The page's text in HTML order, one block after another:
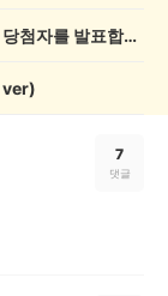
💰[당첨자 발표] 우리 동네 썰전 12회차 당첨자를 발표합니다!
ver)
7
댓글